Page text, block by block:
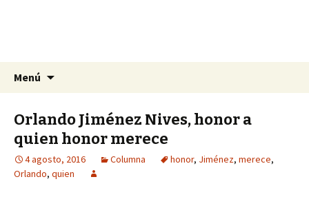
La Yunta de Tepic
La nueva opción en información
Menú
Orlando Jiménez Nives, honor a
quien honor merece
4 agosto, 2016 Columna honor, Jiménez, merece,
Orlando, quien